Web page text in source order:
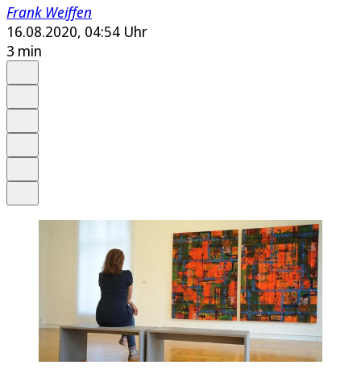
Frank Weiffen
16.08.2020, 04:54 Uhr
3 min